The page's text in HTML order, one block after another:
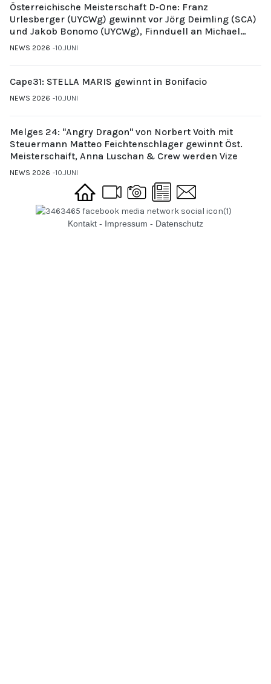
Österreichische Meisterschaft D-One: Franz
Urlesberger (UYCWg) gewinnt vor Jörg Deimling (SCA)
und Jakob Bonomo (UYCWg), Finnduell an Michael
Gubi (UYCMo)
NEWS 2026 10.JUNI
Cape31: STELLA MARIS gewinnt in Bonifacio
NEWS 2026 10.JUNI
Melges 24: "Angry Dragon" von Norbert Voith mit
Steuermann Matteo Feichtenschlager gewinnt Öst.
Meisterschaift, Anna Luschan & Crew werden Vize
NEWS 2026 10.JUNI
Kontakt - Impressum - Datenschutz